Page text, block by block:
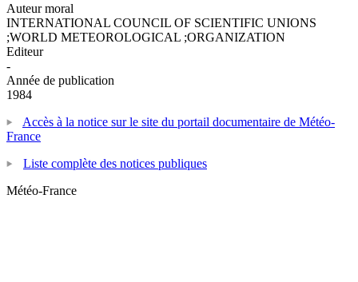
Auteur moral
INTERNATIONAL COUNCIL OF SCIENTIFIC UNIONS
;WORLD METEOROLOGICAL ;ORGANIZATION
Editeur
-
Année de publication
1984
Accès à la notice sur le site du portail documentaire de Météo-
France
Liste complète des notices publiques
Météo-France